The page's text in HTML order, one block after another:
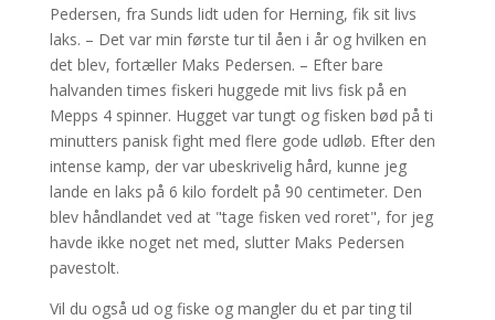
Pedersen, fra Sunds lidt uden for Herning, fik sit livs
laks. – Det var min første tur til åen i år og hvilken en
det blev, fortæller Maks Pedersen. – Efter bare
halvanden times fiskeri huggede mit livs fisk på en
Mepps 4 spinner. Hugget var tungt og fisken bød på ti
minutters panisk fight med flere gode udløb. Efter den
intense kamp, der var ubeskrivelig hård, kunne jeg
lande en laks på 6 kilo fordelt på 90 centimeter. Den
blev håndlandet ved at "tage fisken ved roret", for jeg
havde ikke noget net med, slutter Maks Pedersen
pavestolt.
Vil du også ud og fiske og mangler du et par ting til